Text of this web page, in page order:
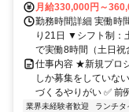
月給330,000円～
勤務時間詳細 実働時
り21日 ▼シフト制：
で実働8時間（土日
仕事内容 ★新規プロ
しか募集をしていな
づくるやりがい ✅ 前
業界未経験者歓迎 ランチタ